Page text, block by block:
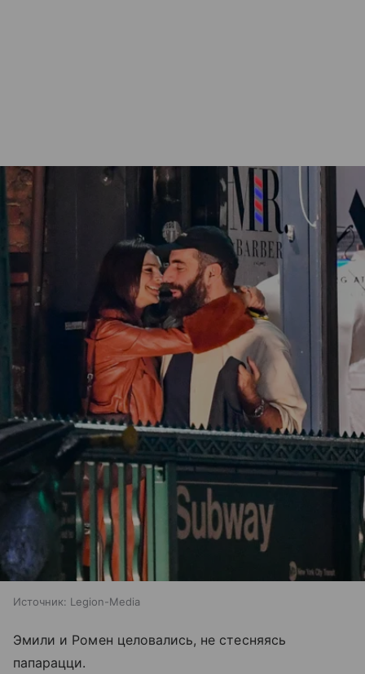
Источник: Legion-Media
Эмили и Ромен целовались, не стесняясь
папарацци.